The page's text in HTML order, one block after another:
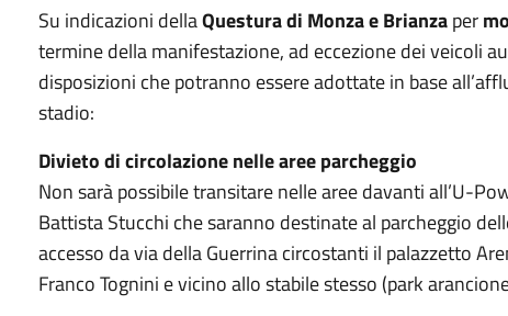
Su indicazioni dellaQuestura di Monza e Brianzaper
termine della manifestazione, ad eccezione dei veicoli
disposizioni che potranno essere adottate in base
stadio:
Divieto di circolazione nelle aree parcheggio
Non sarà possibile transitare nelle aree davanti all’U-
Battista Stucchi che saranno destinate al parcheggio
accesso da via della Guerrina circostanti il palazzetto
Franco Tognini e vicino allo stabile stesso (park